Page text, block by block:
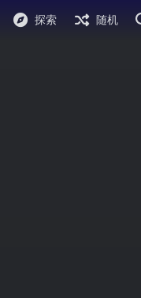
探索 随机